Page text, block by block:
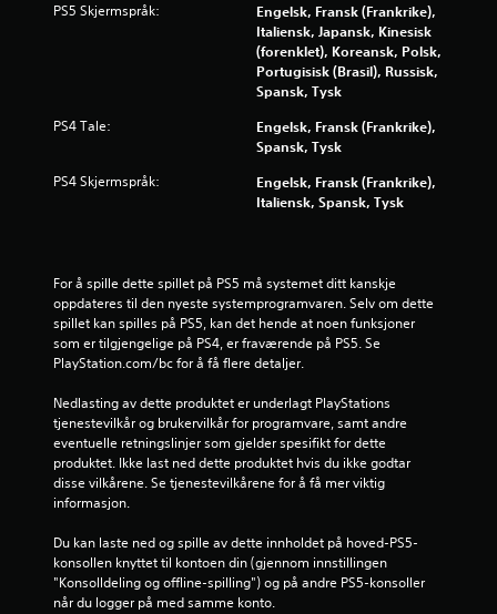
n
e
a
v
r
4
1
v
u
PS5 Skjermspråk:
Engelsk, Fransk (Frankrike),
Italiensk, Japansk, Kinesisk
(forenklet), Koreansk, Polsk,
Portugisisk (Brasil), Russisk,
Spansk, Tysk
PS4 Tale:
Engelsk, Fransk (Frankrike),
Spansk, Tysk
PS4 Skjermspråk:
Engelsk, Fransk (Frankrike),
Italiensk, Spansk, Tysk
For å spille dette spillet på PS5 må systemet ditt kanskje
oppdateres til den nyeste systemprogramvaren. Selv om dette
spillet kan spilles på PS5, kan det hende at noen funksjoner
som er tilgjengelige på PS4, er fraværende på PS5. Se
PlayStation.com/bc for å få flere detaljer.
Nedlasting av dette produktet er underlagt PlayStations
tjenestevilkår og brukervilkår for programvare, samt andre
eventuelle retningslinjer som gjelder spesifikt for dette
produktet. Ikke last ned dette produktet hvis du ikke godtar
disse vilkårene. Se tjenestevilkårene for å få mer viktig
informasjon.
Du kan laste ned og spille av dette innholdet på hoved-PS5-
konsollen knyttet til kontoen din (gjennom innstillingen
"Konsolldeling og offline-spilling") og på andre PS5-konsoller
når du logger på med samme konto.